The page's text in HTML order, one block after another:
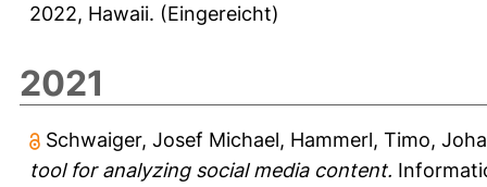
2022, Hawaii. (Eingereicht)
2021
Schwaiger, Josef Michael, Hammerl, Timo,
tool for analyzing social media content.